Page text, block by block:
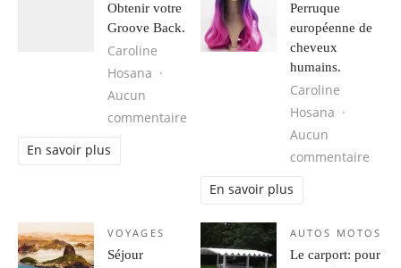
Obtenir votre
Groove Back.
Caroline
Hosana
Aucun
commentaire sur Obtenir votre Groove Back.
En savoir plus
Perruque
européenne de
cheveux
humains.
Caroline
Hosana
Aucun
commentaire
En savoir plus
VOYAGES
Séjour
AUTOS MOTOS
Le carport: pour